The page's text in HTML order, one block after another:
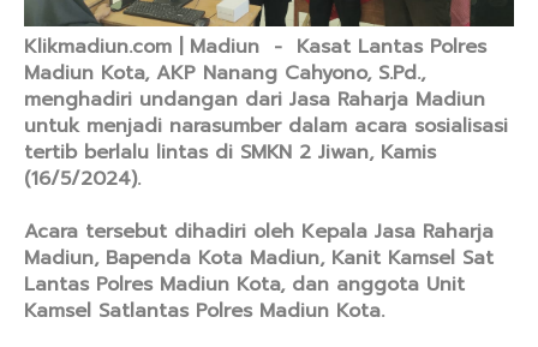
Klikmadiun.com | Madiun - Kasat Lantas Polres
Madiun Kota, AKP Nanang Cahyono, S.Pd.,
menghadiri undangan dari Jasa Raharja Madiun
untuk menjadi narasumber dalam acara sosialisasi
tertib berlalu lintas di SMKN 2 Jiwan, Kamis
(16/5/2024).
Acara tersebut dihadiri oleh Kepala Jasa Raharja
Madiun, Bapenda Kota Madiun, Kanit Kamsel Sat
Lantas Polres Madiun Kota, dan anggota Unit
Kamsel Satlantas Polres Madiun Kota.